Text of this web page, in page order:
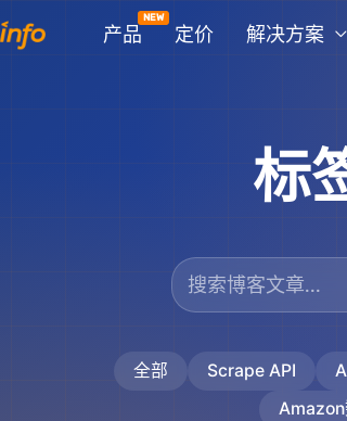
产品 定价 解决方案
标
全部 Scrape API